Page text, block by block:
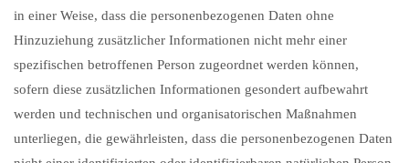
in einer Weise, dass die personenbezogenen Daten ohne
Hinzuziehung zusätzlicher Informationen nicht mehr einer
spezifischen betroffenen Person zugeordnet werden können,
sofern diese zusätzlichen Informationen gesondert aufbewahrt
werden und technischen und organisatorischen Maßnahmen
unterliegen, die gewährleisten, dass die personenbezogenen Daten